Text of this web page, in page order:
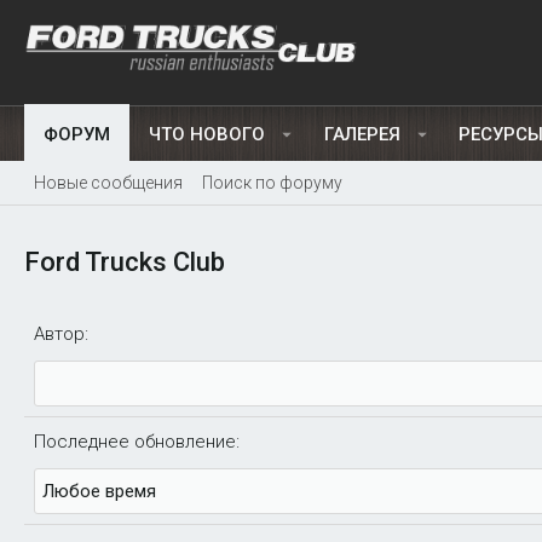
ФОРУМ ЧТО НОВОГО ГАЛЕРЕЯ
Новые сообщения Поиск по форуму
Ford Trucks Club
Автор:
Последнее обновление: